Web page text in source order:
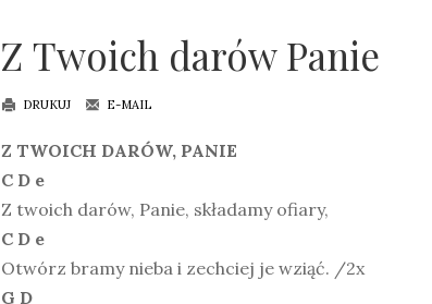
Z Twoich darów Panie
DRUKUJ E-MAIL
Z TWOICH DARÓW, PANIE
C D e
Z twoich darów, Panie, składamy ofiary,
C D e
Otwórz bramy nieba i zechciej je wziąć. /2x
G D